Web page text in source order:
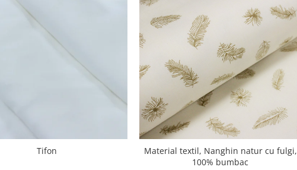
Tifon
Material textil, Nanghin natur cu fulgi,
100% bumbac